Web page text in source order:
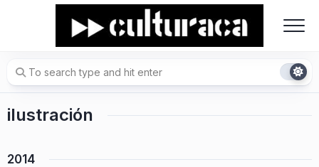
ilustración
2014